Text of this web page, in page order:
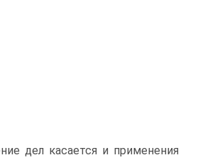
дел касается и применения